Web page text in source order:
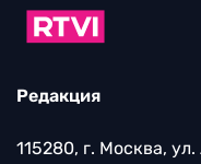
Редакция
115280, г. Москва,